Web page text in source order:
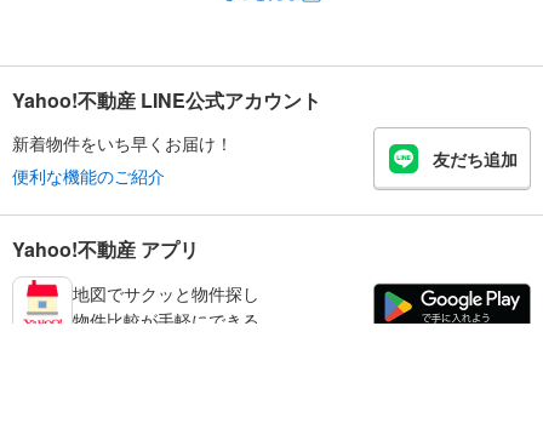
Yahoo!不動産 LINE公式アカウント
新着物件をいち早くお届け！
便利な機能のご紹介
友だち追加
Yahoo!不動産 アプリ
地図でサクッと物件探し
物件比較が手軽にできる